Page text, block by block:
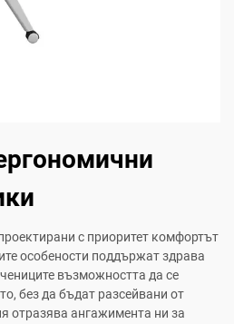
с приоритет комфортът
особености поддържат здрава
възможността да се
без да бъдат разсейвани от
отразява ангажимента ни за